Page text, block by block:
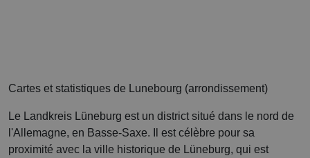
Cartes et statistiques de Lunebourg (arrondissement)
Le Landkreis Lüneburg est un district situé dans le nord de
l'Allemagne, en Basse-Saxe. Il est célèbre pour sa
proximité avec la ville historique de Lüneburg, qui est